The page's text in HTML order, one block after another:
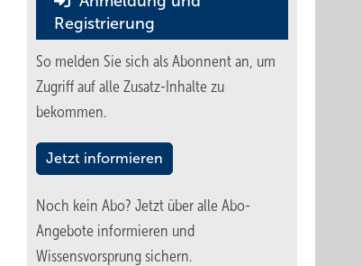
Registrierung
So melden Sie sich als Abonnent an, um
Zugriff auf alle Zusatz-Inhalte zu
bekommen.
Jetzt informieren
Noch kein Abo? Jetzt über alle Abo-
Angebote informieren und
Wissensvorsprung sichern.